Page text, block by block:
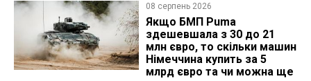
08 серпень 2026
Якщо БМП Puma
здешевшала з 30 до 21
млн євро, то скільки машин
Німеччина купить за 5
млрд євро та чи можна ще